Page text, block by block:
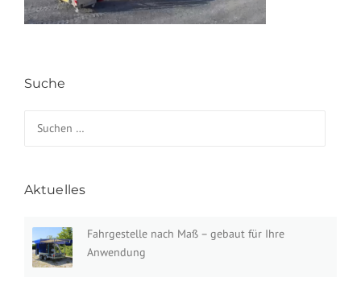
Suche
Aktuelles
Fahrgestelle nach Maß – gebaut für Ihre
Anwendung